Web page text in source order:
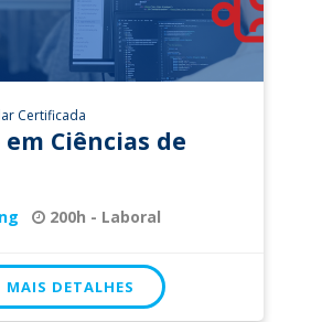
Certificada
Ciências de
200h - Laboral
MAIS DETALHES